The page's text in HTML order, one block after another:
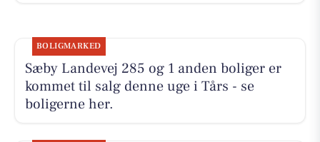
BOLIGMARKED
Sæby Landevej 285 og 1 anden boliger er
kommet til salg denne uge i Tårs - se
boligerne her.